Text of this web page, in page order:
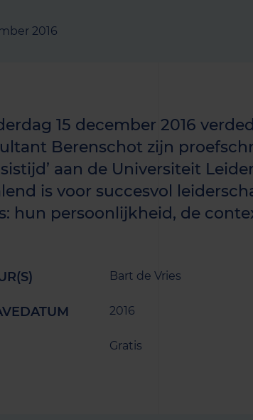
2016
15 december 2016
Berenschot zijn
aan de Universiteit
is voor succesvol
hun persoonlijkheid, de
Bart de Vries
2016
Gratis